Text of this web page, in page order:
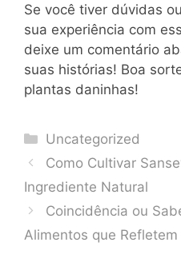
Se você tiver dúvidas
sua experiência com
deixe um comentário
suas histórias! Boa
plantas daninhas!
Categories
Uncategorized
Como Cultivar
Ingrediente Natural
Coincidência ou
Alimentos que